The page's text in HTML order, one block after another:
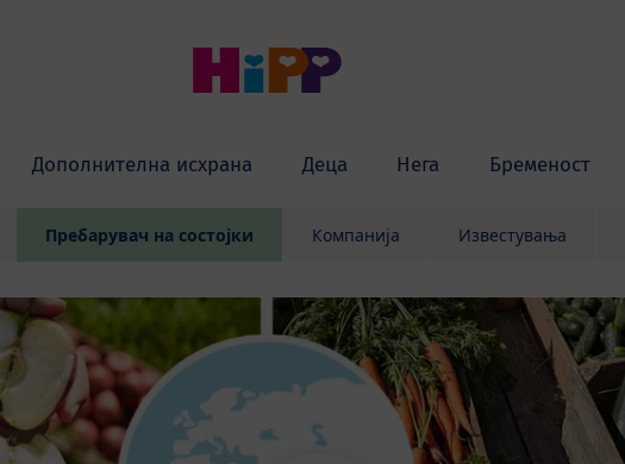
Дополнителна исхрана Деца Нега Бременост
Пребарувач на состојки Компанија Известувања